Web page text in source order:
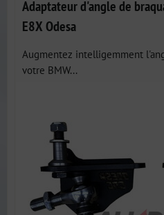
Adaptateur d'angle de
E8X Odesa
Augmentez intelligemment
votre BMW...